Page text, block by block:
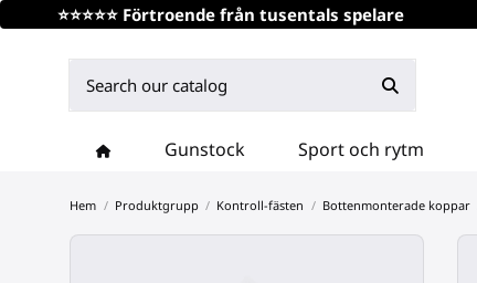
⭐⭐⭐⭐⭐ Förtroende från tusentals spelare
Gunstock Sport och rytm
Hem Produktgrupp Kontroll-fästen Bottenmonterade koppar